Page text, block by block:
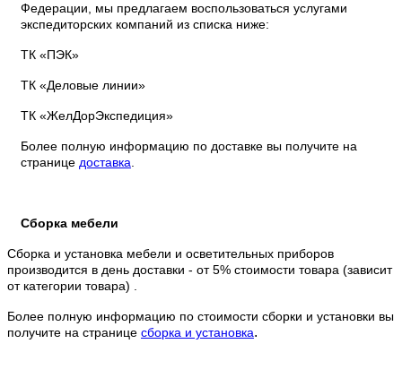
Федерации, мы предлагаем воспользоваться услугами
экспедиторских компаний из списка ниже:
ТК «ПЭК»
ТК «Деловые линии»
ТК «ЖелДорЭкспедиция»
Более полную информацию по доставке вы получите на
странице доставка
Сборка мебели
Сборка и установка мебели и осветительных приборов
производится в день доставки - от 5% стоимости товара (зависит
от категории товара) .
Более полную информацию по стоимости сборки и установки вы
получите на странице сборка и установка.